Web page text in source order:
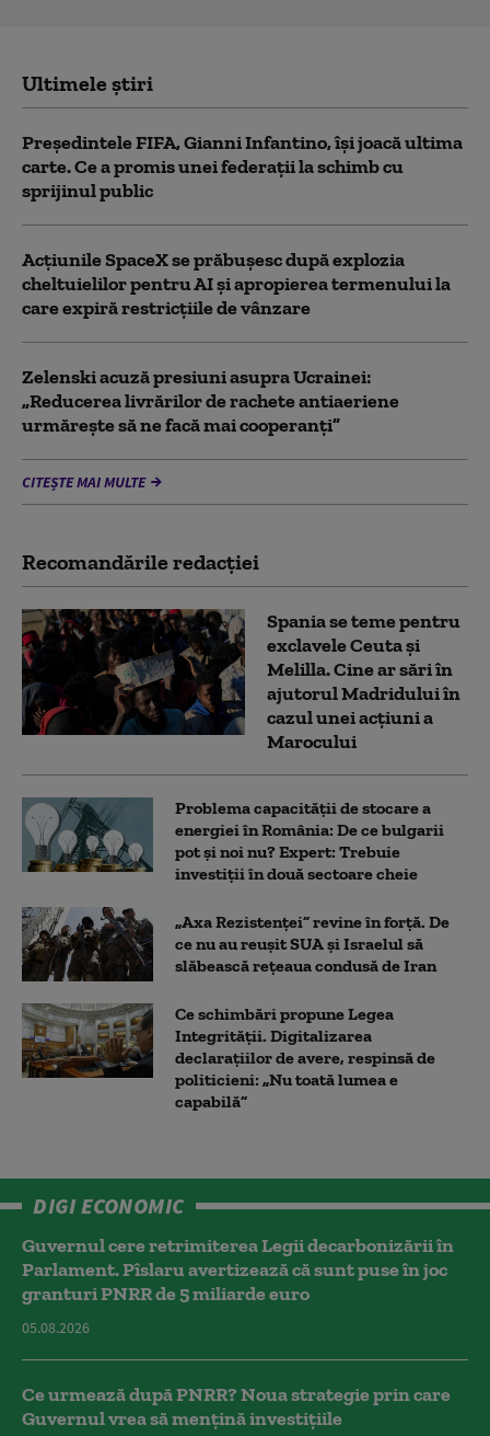
Ultimele știri
Președintele FIFA, Gianni Infantino, îşi joacă ultima
carte. Ce a promis unei federații la schimb cu
sprijinul public
Acţiunile SpaceX se prăbuşesc după explozia
cheltuielilor pentru AI şi apropierea termenului la
care expiră restricţiile de vânzare
Zelenski acuză presiuni asupra Ucrainei:
„Reducerea livrărilor de rachete antiaeriene
urmărește să ne facă mai cooperanți”
CITEȘTE MAI MULTE
Recomandările redacţiei
Spania se teme pentru
exclavele Ceuta și
Melilla. Cine ar sări în
ajutorul Madridului în
cazul unei acțiuni a
Marocului
Problema capacității de stocare a
energiei în România: De ce bulgarii
pot și noi nu? Expert: Trebuie
investiții în două sectoare cheie
„Axa Rezistenței” revine în forță. De
ce nu au reușit SUA și Israelul să
slăbească rețeaua condusă de Iran
Ce schimbări propune Legea
Integrității. Digitalizarea
declarațiilor de avere, respinsă de
politicieni: „Nu toată lumea e
capabilă”
DIGI ECONOMIC
Guvernul cere retrimiterea Legii decarbonizării în
Parlament. Pîslaru avertizează că sunt puse în joc
granturi PNRR de 5 miliarde euro
05.08.2026
Ce urmează după PNRR? Noua strategie prin care
Guvernul vrea să mențină investițiile